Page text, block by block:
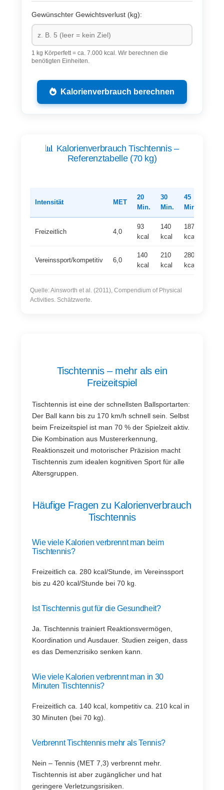
Gewünschter Gewichtsverlust (kg):
1 kg Körperfett = ca. 7.000 kcal. Wir berechnen die
benötigten Einheiten.
Kalorienverbrauch berechnen
📊 Kalorienverbrauch Tischtennis –
Referenztabelle (70 kg)
Intensität MET
20
Min.
30
Min.
45
Min.
Freizeitlich 4,0
93
kcal
140
kcal
187
kcal
Vereinssport/kompetitiv 6,0
140
kcal
210
kcal
280
kcal
Quelle: Ainsworth et al. (2011), Compendium of Physical
Activities. Schätzwerte.
Tischtennis – mehr als ein
Freizeitspiel
Tischtennis ist eine der schnellsten Ballsportarten:
Der Ball kann bis zu 170 km/h schnell sein. Selbst
beim Freizeitspiel ist man 70 % der Spielzeit aktiv.
Die Kombination aus Mustererkennung,
Reaktionszeit und motorischer Präzision macht
Tischtennis zum idealen kognitiven Sport für alle
Altersgruppen.
Häufige Fragen zu Kalorienverbrauch
Tischtennis
Wie viele Kalorien verbrennt man beim
Tischtennis?
Freizeitlich ca. 280 kcal/Stunde, im Vereinssport
bis zu 420 kcal/Stunde bei 70 kg.
Ist Tischtennis gut für die Gesundheit?
Ja. Tischtennis trainiert Reaktionsvermögen,
Koordination und Ausdauer. Studien zeigen, dass
es das Demenzrisiko senken kann.
Wie viele Kalorien verbrennt man in 30
Minuten Tischtennis?
Freizeitlich ca. 140 kcal, kompetitiv ca. 210 kcal in
30 Minuten (bei 70 kg).
Verbrennt Tischtennis mehr als Tennis?
Nein – Tennis (MET 7,3) verbrennt mehr.
Tischtennis ist aber zugänglicher und hat
geringere Verletzungsrisiken.